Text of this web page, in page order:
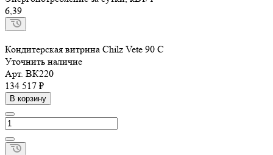
6,39
Кондитерская витрина Chilz Vete 90 C
Уточнить наличие
Арт. ВК220
134 517 ₽
В корзину